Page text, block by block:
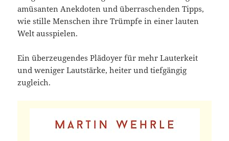
amüsanten Anekdoten und überraschenden Tipps,
wie stille Menschen ihre Trümpfe in einer lauten
Welt ausspielen.
Ein überzeugendes Plädoyer für mehr Lauterkeit
und weniger Lautstärke, heiter und tiefgängig
zugleich.